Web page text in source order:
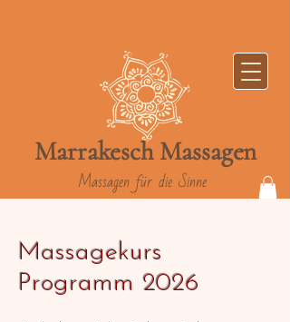
Marrakesch Massagen
Massagen für die Sinne
Massagekurs
Programm 2026